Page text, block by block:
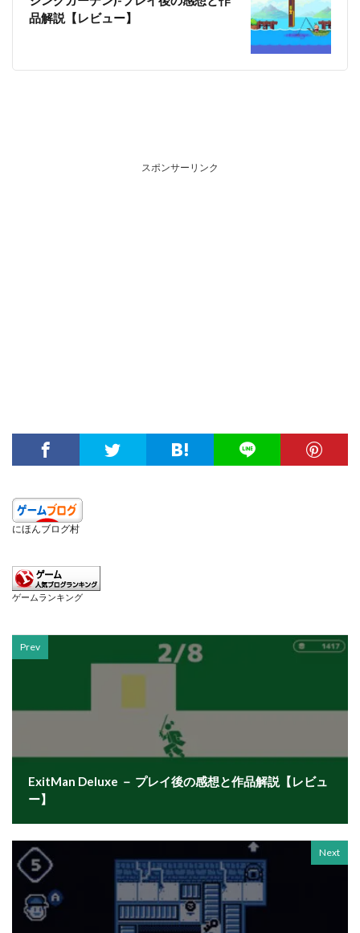
品解説【レビュー】
スポンサーリンク
にほんブログ村
ゲームランキング
Prev
ExitMan Deluxe － プレイ後の感想と作品解説【レビュ
ー】
Next